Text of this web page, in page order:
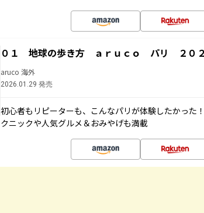
０１ 地球の歩き方 ａｒｕｃｏ パリ ２０２
aruco 海外
2026.01.29 発売
初心者もリピーターも、こんなパリが体験したかった
クニックや人気グルメ＆おみやげも満載